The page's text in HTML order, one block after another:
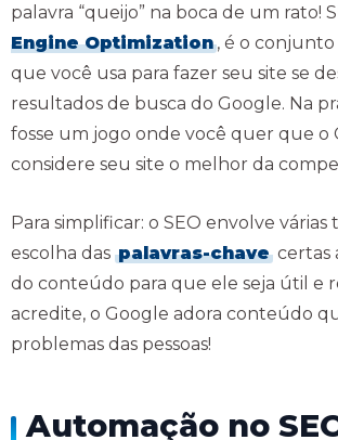
palavra “queijo” na boca de um rato!
Engine Optimization , é o
que você usa para fazer seu site se
resultados de busca do Google. Na
fosse um jogo onde você quer que o
considere seu site o melhor da
Para simplificar: o SEO envolve várias
escolha das palavras-chave certas
do conteúdo para que ele seja útil e
acredite, o Google adora conteúdo
problemas das pessoas!
Automação no